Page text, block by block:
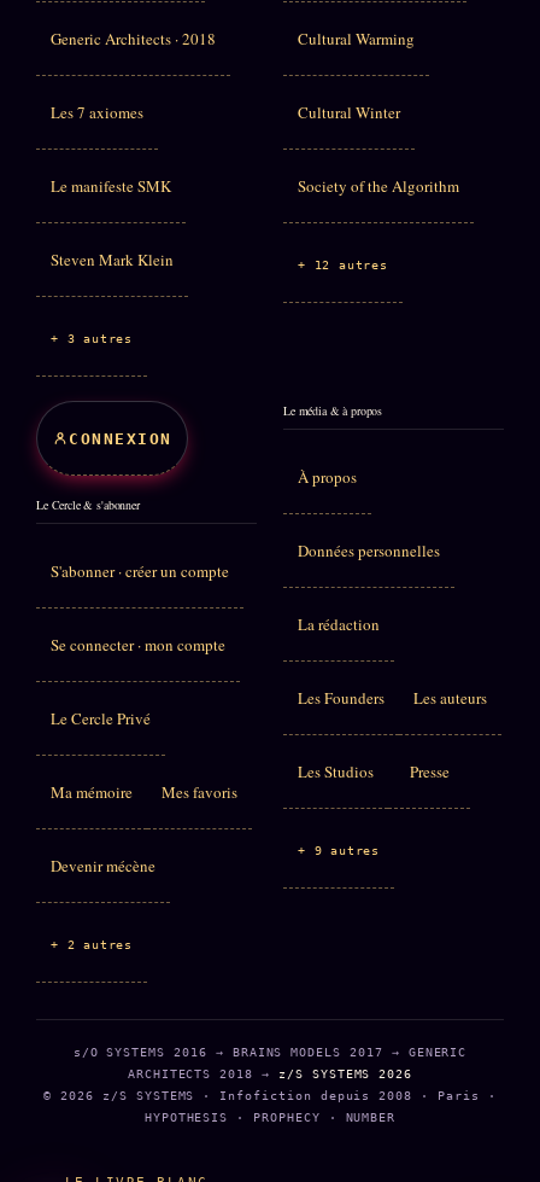
Generic Architects · 2018
Les 7 axiomes
Le manifeste SMK
Steven Mark Klein
+ 3 autres
Cultural Warming
Cultural Winter
Society of the Algorithm
+ 12 autres
CONNEXION
Le Cercle & s'abonner
S'abonner · créer un compte
Se connecter · mon compte
Le Cercle Privé
Ma mémoire Mes favoris
Devenir mécène
+ 2 autres
Le média & à propos
À propos
Données personnelles
La rédaction
Les Founders Les auteurs
Les Studios Presse
+ 9 autres
s/O SYSTEMS 2016 → BRAINS MODELS 2017 → GENERIC
ARCHITECTS 2018 → z/S SYSTEMS 2026
© 2026 z/S SYSTEMS · Infofiction depuis 2008 · Paris ·
HYPOTHESIS · PROPHECY · NUMBER